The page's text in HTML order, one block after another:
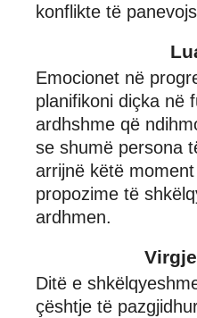
konflikte të
Emocionet në
planifikoni diçka në
ardhshme që
se shumë persona
arrijnë këtë
propozime të
ardhmen.
Ditë e
çështje të